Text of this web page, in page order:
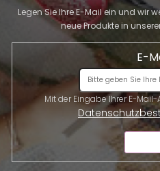
Legen Sie Ihre E-Mail ein und wir
neue Produkte in
E-